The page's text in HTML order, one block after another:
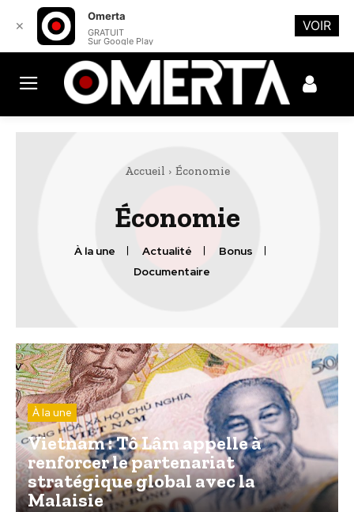
Accueil Économie
Économie
À la une Actualité
Bonus
Documentaire
À la une
Vietnam : Tô Lâm appelle à
renforcer le partenariat
stratégique global avec la
Malaisie
✕
Omerta
GRATUIT
Sur Google Play
VOIR